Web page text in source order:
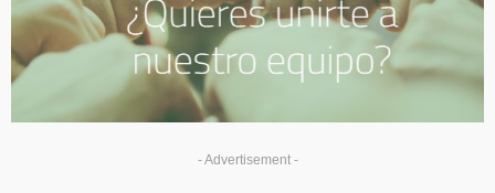
- Advertisement -